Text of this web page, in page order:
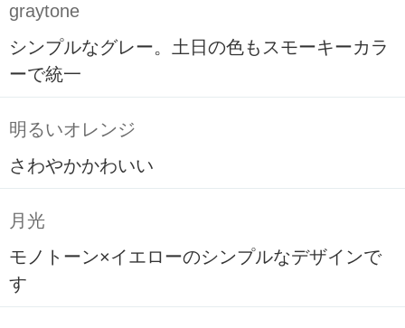
graytone
シンプルなグレー。土日の色もスモーキーカラ
ーで統一
明るいオレンジ
さわやかかわいい
月光
モノトーン×イエローのシンプルなデザインで
す